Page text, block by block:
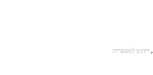
,ריהוט למספרות